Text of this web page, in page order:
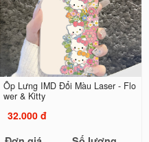
Ốp Lưng IMD Đổi Màu Laser - Flo
wer & Kitty
32.000 đ